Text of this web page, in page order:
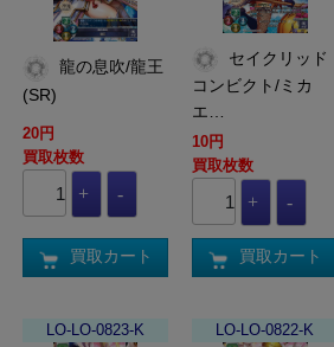
(SR)
20円
買取枚数
買取カート
コンビクト/ミカ
エ…
10円
買取枚数
買取カート
LO-LO-0823-K LO-LO-0822-K